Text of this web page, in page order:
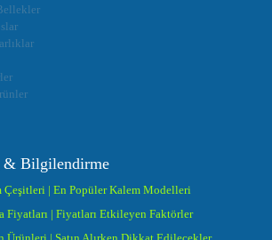
& Bilgilendirme
Çeşitleri | En Popüler Kalem Modelleri
Fiyatları | Fiyatları Etkileyen Faktörler